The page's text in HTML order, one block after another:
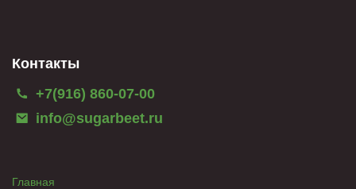
Контакты
+7(916) 860-07-00
info@sugarbeet.ru
Главная